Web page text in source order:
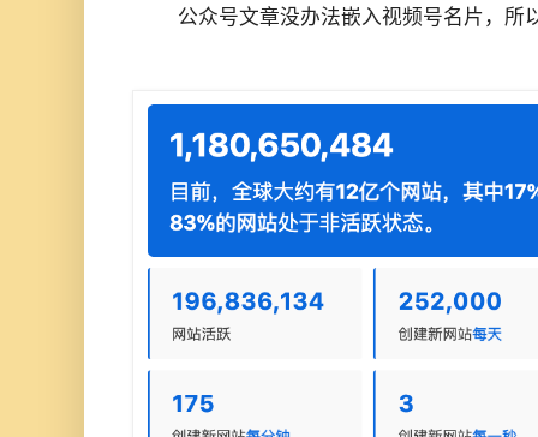
公众号文章没办法嵌入视频号名片，所